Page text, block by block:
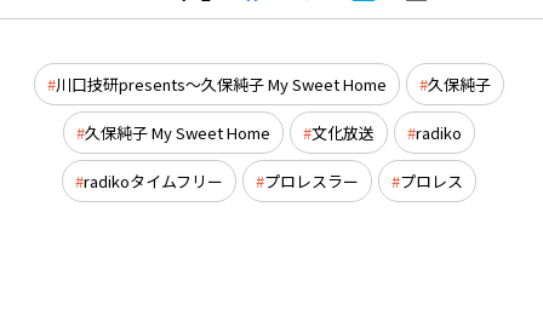
川口技研presents～久保純子 My Sweet Home 久保純子
久保純子 My Sweet Home 文化放送 radiko
radikoタイムフリー プロレスラー プロレス